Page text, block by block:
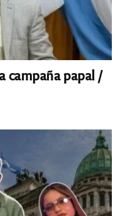
campaña papal /